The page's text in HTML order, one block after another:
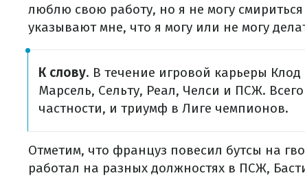
люблю свою работу, но я не могу
указывают мне, что я могу или не могу
К слову. В течение игровой карьеры
Марсель, Сельту, Реал, Челси и ПСЖ.
частности, и триумф в Лиге чемпионов.
Отметим, что француз повесил бутсы на
работал на разных должностях в ПСЖ,